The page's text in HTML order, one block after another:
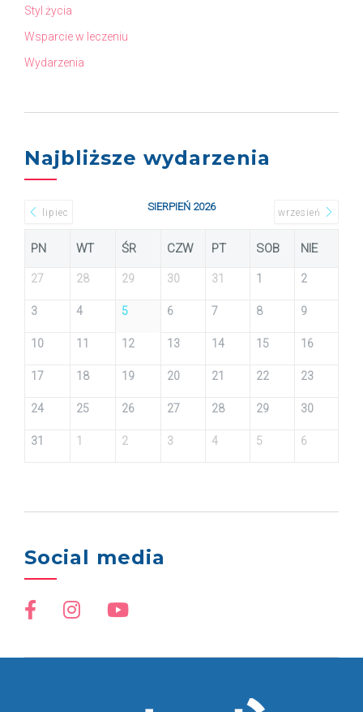
Styl życia
Wsparcie w leczeniu
Wydarzenia
Najbliższe wydarzenia
lipiec SIERPIEŃ 2026 wrzesień
PN WT ŚR CZW PT SOB NIE
27 28 29 30 31 1 2
3 4 5 6 7 8 9
10 11 12 13 14 15 16
17 18 19 20 21 22 23
24 25 26 27 28 29 30
31 1 2 3 4 5 6
Social media